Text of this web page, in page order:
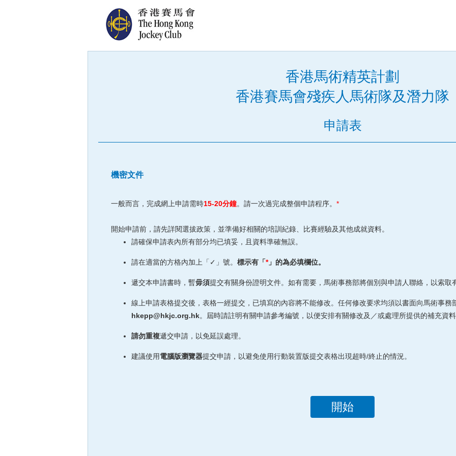
香港馬術精英計劃
香港賽馬會殘疾人馬術隊及潛力隊
申請表
機密文件
一般而言，完成網上申請需時15-20分鐘。請一次過完成整個申請程序。 *
開始申請前，請先詳閱選拔政策，並準備好相關的培訓紀錄、比賽經驗及其他成就資料。
請確保申請表內所有部分均已填妥，且資料準確無誤。
請在適當的方格內加上「✓」號。 標示有「*」的為必填欄位。
遞交本申請書時，暫毋須提交有關身份證明文件。如有需要，馬術事務部將個別與申請人聯絡，以索取
線上申請表格提交後，表格一經提交，已填寫的內容將不能修改。任何修改要求均須以書面向馬術事務
hkepp@hkjc.org.hk。屆時請註明有關申請參考編號，以便安排有關修改及／或處理所提供的補充資
請勿重複遞交申請，以免延誤處理。
建議使用電腦版瀏覽器提交申請，以避免使用行動裝置版提交表格出現超時/終止的情況。
開始